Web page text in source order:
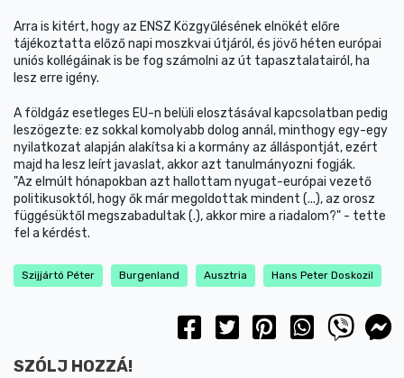
Arra is kitért, hogy az ENSZ Közgyűlésének elnökét előre
tájékoztatta előző napi moszkvai útjáról, és jövő héten európai
uniós kollégáinak is be fog számolni az út tapasztalatairól, ha
lesz erre igény.
A földgáz esetleges EU-n belüli elosztásával kapcsolatban pedig
leszögezte: ez sokkal komolyabb dolog annál, minthogy egy-egy
nyilatkozat alapján alakítsa ki a kormány az álláspontját, ezért
majd ha lesz leírt javaslat, akkor azt tanulmányozni fogják.
"Az elmúlt hónapokban azt hallottam nyugat-európai vezető
politikusoktól, hogy ők már megoldottak mindent (...), az orosz
függésüktől megszabadultak (.), akkor mire a riadalom?" - tette
fel a kérdést.
Szijjártó Péter Burgenland Ausztria Hans Peter Doskozil
SZÓLJ HOZZÁ!